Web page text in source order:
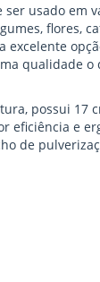
ser usado em
flores,
excelente
qualidade o
possui 17
eficiência e
de